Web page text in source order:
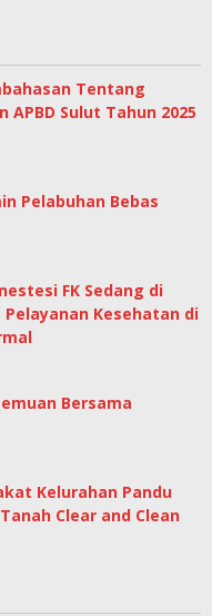
Tentang
Sulut Tahun 2025
Pelabuhan Bebas
FK Sedang di
Kesehatan di
Bersama
Kelurahan Pandu
Clear and Clean